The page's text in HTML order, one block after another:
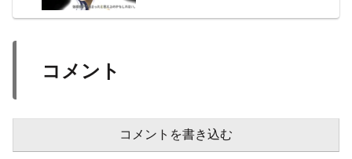
コメント
コメントを書き込む